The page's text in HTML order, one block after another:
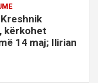
kërkohet
14 maj; Ilirian